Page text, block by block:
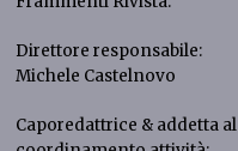
Direttore responsabile:
Michele Castelnovo
Caporedattrice & addetta al